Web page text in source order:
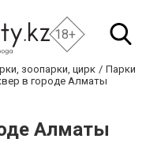
18+
зоопарки, цирк
Парки
в городе Алматы
Алматы